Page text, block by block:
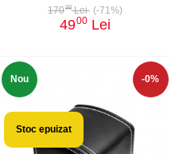
17099Lei (-71%)
4900 Lei
Nou -0%
Stoc epuizat